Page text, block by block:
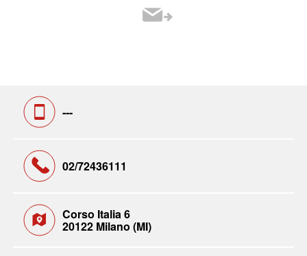
---
02/72436111
Corso Italia 6
20122 Milano (MI)